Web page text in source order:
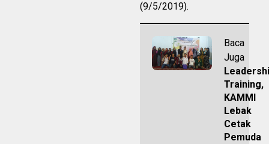
(9/5/2019).
Baca
Juga
Training,
KAMMI
Lebak
Cetak
Pemuda